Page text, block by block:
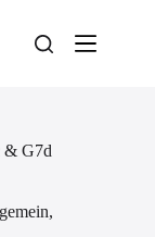
& G7d
,